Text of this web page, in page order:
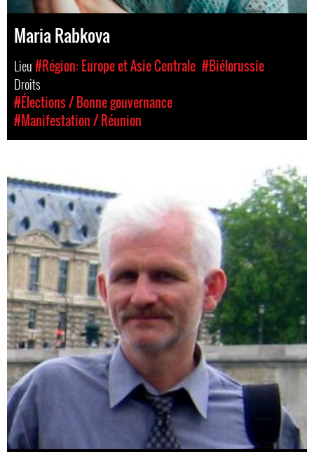
Maria Rabkova
Lieu#Région: Europe et Asie Centrale #Biélorussie
Droits
#Élections / Bonne gouvernance
#Manifestation / Réunion